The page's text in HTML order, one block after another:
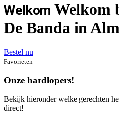
Welkom Welkom
De Banda in
Bestel nu
Favorieten
Onze hardlopers!
Bekijk hieronder welke gerechten
direct!